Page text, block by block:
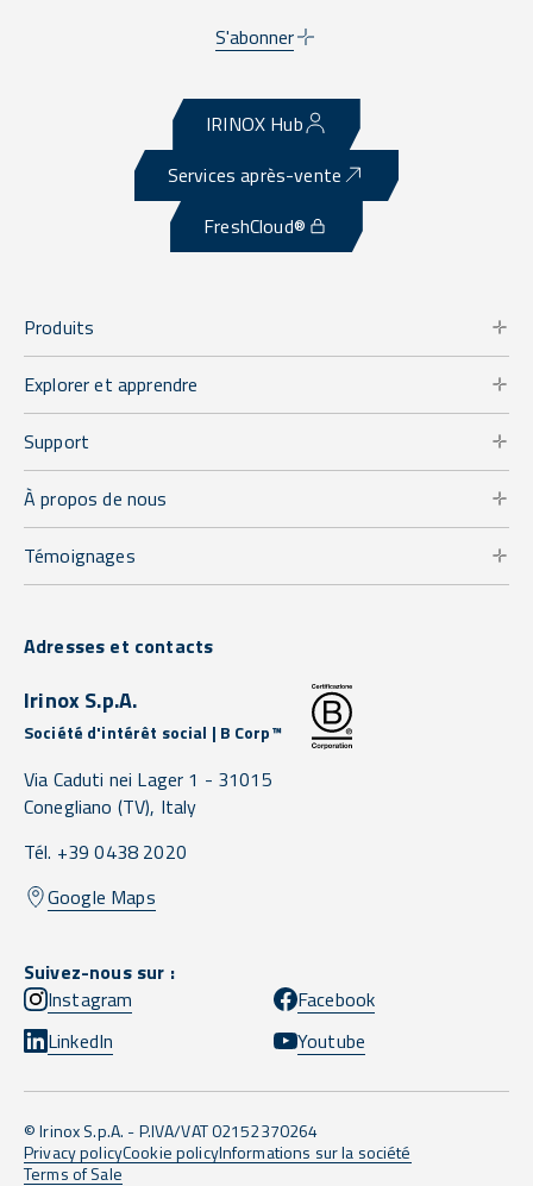
S'abonner
IRINOX Hub
Services après-vente
FreshCloud®
Produits
Explorer et apprendre
Support
À propos de nous
Témoignages
Adresses et contacts
Irinox S.p.A.
Société d'intérêt social | B Corp™
Via Caduti nei Lager 1 - 31015
Conegliano (TV), Italy
Tél. +39 0438 2020
Google Maps
Suivez-nous sur :
Instagram
Facebook
LinkedIn
Youtube
© Irinox S.p.A. - P.IVA/VAT 02152370264
Privacy policyCookie policyInformations sur la société
Terms of Sale